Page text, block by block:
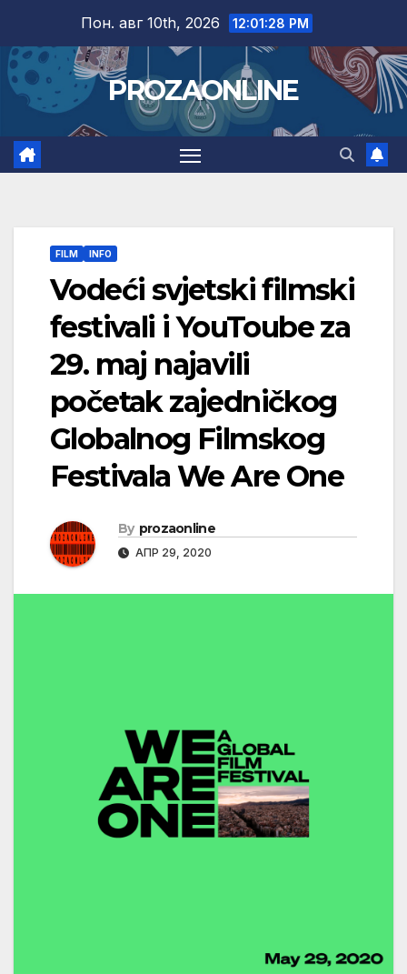
content
Пон. авг 10th, 2026 12:01:28 PM
PROZAONLINE
FILM INFO
Vodeći svjetski filmski
festivali i YouToube za
29. maj najavili
početak zajedničkog
Globalnog Filmskog
Festivala We Are One
By prozaonline
АПР 29, 2020